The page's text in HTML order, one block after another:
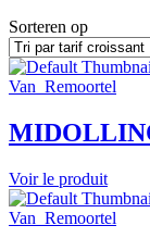
Sorteren op
Van_Remoortel
Voir le produit
Van_Remoortel